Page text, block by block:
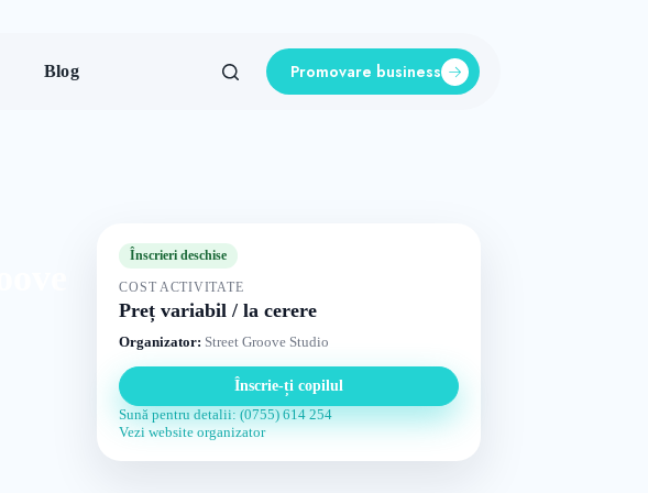
Blog Promovare business
Înscrieri deschise
COST ACTIVITATE
Preț variabil / la cerere
Organizator: Street Groove Studio
Înscrie-ți copilul
Sună pentru detalii: (0755) 614 254
Vezi website organizator